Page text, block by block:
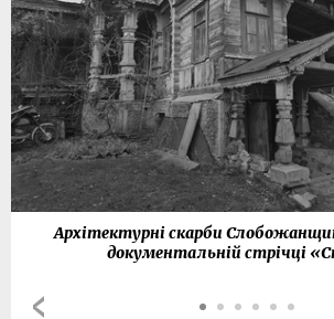
Архітектурні скарби
документальній стрічці